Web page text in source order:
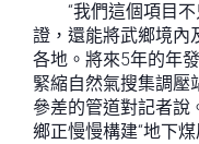
“我們這個項目
證，還能將武鄉境內
各地。將來5年的年
緊縮自然氣搜集調壓
參差的管道對記者說
鄉正慢慢構建“地下